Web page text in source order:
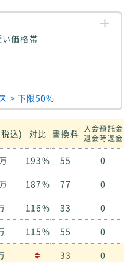
価格帯
> 下限50%
込) 対比 書換料 入会預託金
退会時返金
193% 55
0
187% 77
0
116% 33
0
115% 55
0
33
0